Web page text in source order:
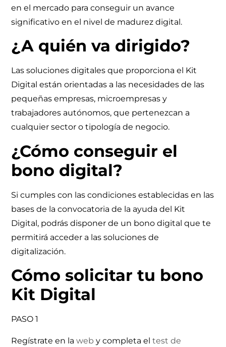
en el mercado para conseguir un avance
significativo en el nivel de madurez digital.
¿A quién va dirigido?
Las soluciones digitales que proporciona el Kit
Digital están orientadas a las necesidades de las
pequeñas empresas, microempresas y
trabajadores autónomos, que pertenezcan a
cualquier sector o tipología de negocio.
¿Cómo conseguir el
bono digital?
Si cumples con las condiciones establecidas en las
bases de la convocatoria de la ayuda del Kit
Digital, podrás disponer de un bono digital que te
permitirá acceder a las soluciones de
digitalización.
Cómo solicitar tu bono
Kit Digital
PASO 1
Regístrate en laweb y completa eltest de